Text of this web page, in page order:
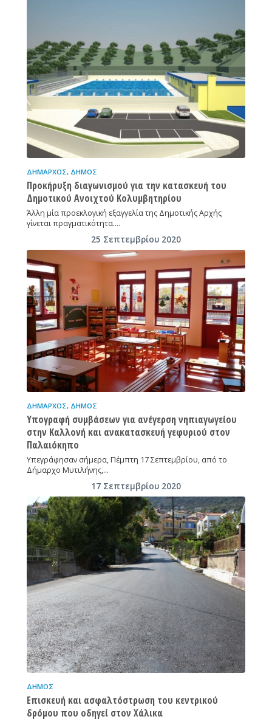
ΔΉΜΑΡΧΟΣ, ΔΉΜΟΣ
Προκήρυξη διαγωνισμού για την κατασκευή του
Δημοτικού Ανοιχτού Κολυμβητηρίου
Άλλη μία προεκλογική εξαγγελία της Δημοτικής Αρχής
γίνεται πραγματικότητα.…
25 Σεπτεμβρίου 2020
ΔΉΜΑΡΧΟΣ, ΔΉΜΟΣ
Υπογραφή συμβάσεων για ανέγερση νηπιαγωγείου
στην Καλλονή και ανακατασκευή γεφυριού στον
Παλαιόκηπο
Υπεγράφησαν σήμερα, Πέμπτη 17 Σεπτεμβρίου, από το
Δήμαρχο Μυτιλήνης,…
17 Σεπτεμβρίου 2020
ΔΉΜΟΣ
Επισκευή και ασφαλτόστρωση του κεντρικού
δρόμου που οδηγεί στον Χάλικα